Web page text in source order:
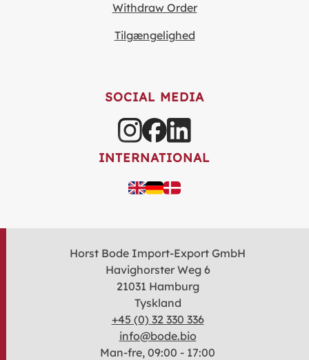
Withdraw Order
Tilgængelighed
SOCIAL MEDIA
INTERNATIONAL
Horst Bode Import-Export GmbH
Havighorster Weg 6
21031 Hamburg
Tyskland
+45 (0) 32 330 336
info@bode.bio
Man-fre, 09:00 - 17:00